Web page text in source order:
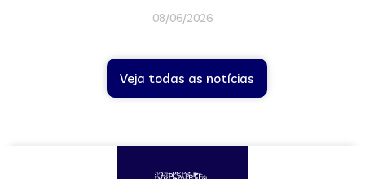
08/06/2026
Veja todas as notícias